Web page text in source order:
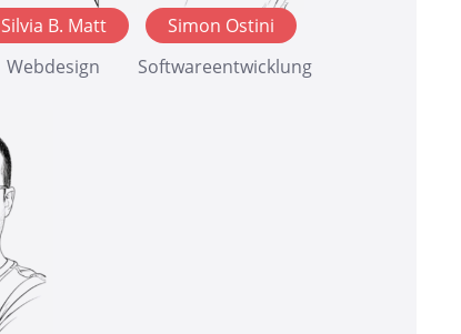
Silvia B. Matt
Webdesign
Simon Ostini
Softwareentwicklung